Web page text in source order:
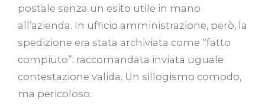
postale senza un esito utile in mano
all’azienda. In ufficio amministrazione, però, la
spedizione era stata archiviata come “fatto
compiuto”: raccomandata inviata uguale
contestazione valida. Un sillogismo comodo,
ma pericoloso.